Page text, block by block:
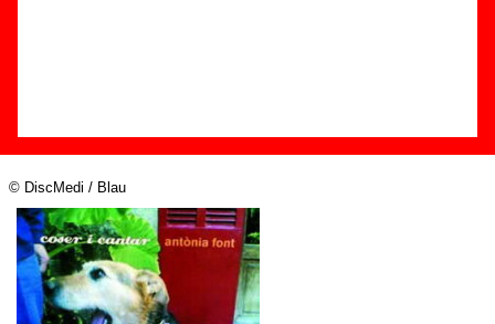
Diseño
© DiscMedi / Blau